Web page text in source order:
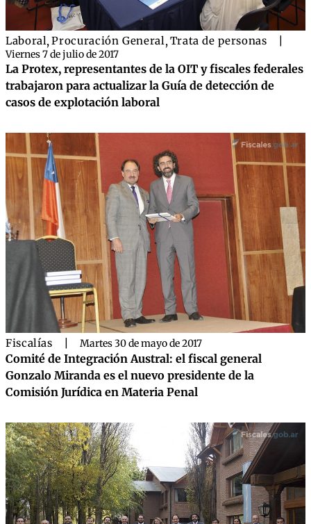
Laboral,Procuración General,Trata de personas
Viernes 7 de julio de 2017
La Protex, representantes de la OIT y fiscales federales
trabajaron para actualizar la Guía de detección de
casos de explotación laboral
Fiscalías Martes 30 de mayo de 2017
Comité de Integración Austral: el fiscal general
Gonzalo Miranda es el nuevo presidente de la
Comisión Jurídica en Materia Penal